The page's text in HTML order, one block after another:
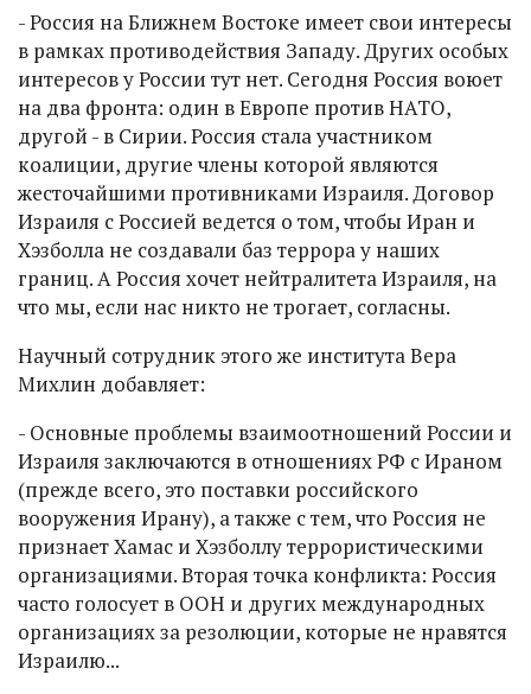
- Россия на Ближнем Востоке имеет свои интересы
в рамках противодействия Западу. Других особых
интересов у России тут нет. Сегодня Россия воюет
на два фронта: один в Европе против НАТО,
другой - в Сирии. Россия стала участником
коалиции, другие члены которой являются
жесточайшими противниками Израиля. Договор
Израиля с Россией ведется о том, чтобы Иран и
Хэзболла не создавали баз террора у наших
границ. А Россия хочет нейтралитета Израиля, на
что мы, если нас никто не трогает, согласны.
Научный сотрудник этого же института Вера
Михлин добавляет:
- Основные проблемы взаимоотношений России и
Израиля заключаются в отношениях РФ с Ираном
(прежде всего, это поставки российского
вооружения Ирану), а также с тем, что Россия не
признает Хамас и Хэзболлу террористическими
организациями. Вторая точка конфликта: Россия
часто голосует в ООН и других международных
организациях за резолюции, которые не нравятся
Израилю...